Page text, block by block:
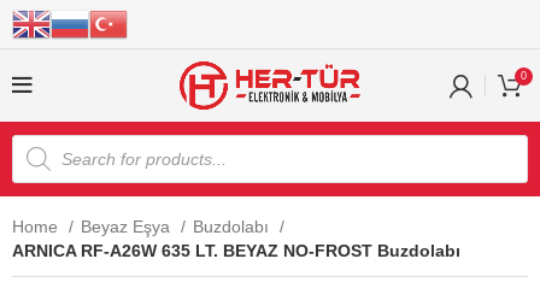
0
Home Beyaz Eşya
Buzdolabı
ARNICA RF-A26W 635 LT. BEYAZ NO-FROST Buzdolabı